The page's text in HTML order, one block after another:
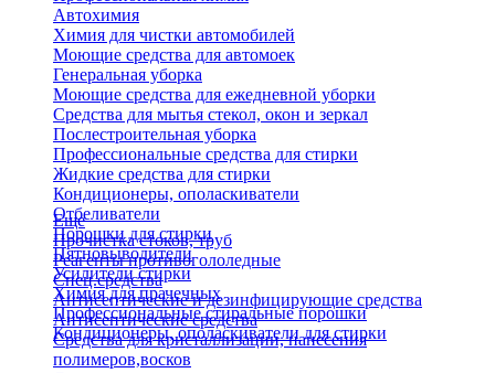
Автохимия
Химия для чистки автомобилей
Моющие средства для автомоек
Генеральная уборка
Моющие средства для ежедневной уборки
Средства для мытья стекол, окон и зеркал
Послестроительная уборка
Профессиональные средства для стирки
Жидкие средства для стирки
Кондиционеры, ополаскиватели
Отбеливатели
Порошки для стирки
Пятновыводители
Усилители стирки
Химия для прачечных
Профессиональные стиральные порошки
Кондиционеры, ополаскиватели для стирки
Еще
Прочистка стоков, труб
Реагенты противогололедные
Спец.средства
Антисептические и дезинфицирующие средства
Антисептические средства
Средства для кристаллизации, нанесения
полимеров,восков